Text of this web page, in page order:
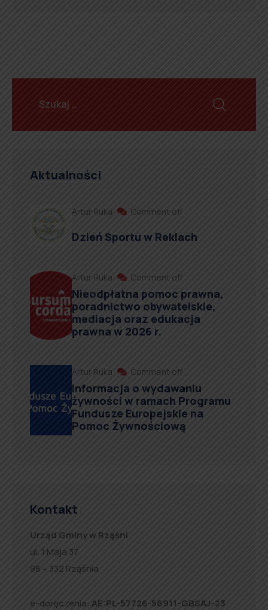
Aktualności
Artur Ruka Comment off
Dzień Sportu w Reklach
Artur Ruka Comment off
Nieodpłatna pomoc prawna,
poradnictwo obywatelskie,
mediacja oraz edukacja
prawna w 2026 r.
Artur Ruka Comment off
Informacja o wydawaniu
żywności w ramach Programu
Fundusze Europejskie na
Pomoc Żywnościową
Kontakt
Urząd Gminy w Rząśni
ul. 1 Maja 37
98 – 332 Rząśnia
e-doręczenia: AE:PL-57726-56911-GBSAJ-23